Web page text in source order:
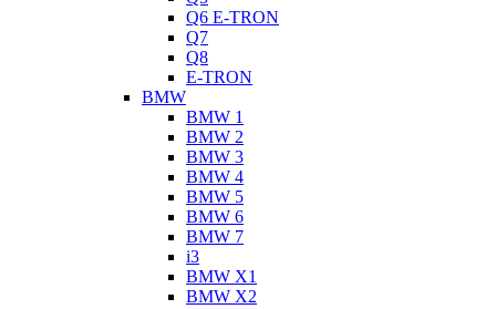
Q6 E-TRON
Q7
Q8
E-TRON
BMW
BMW 1
BMW 2
BMW 3
BMW 4
BMW 5
BMW 6
BMW 7
i3
BMW X1
BMW X2